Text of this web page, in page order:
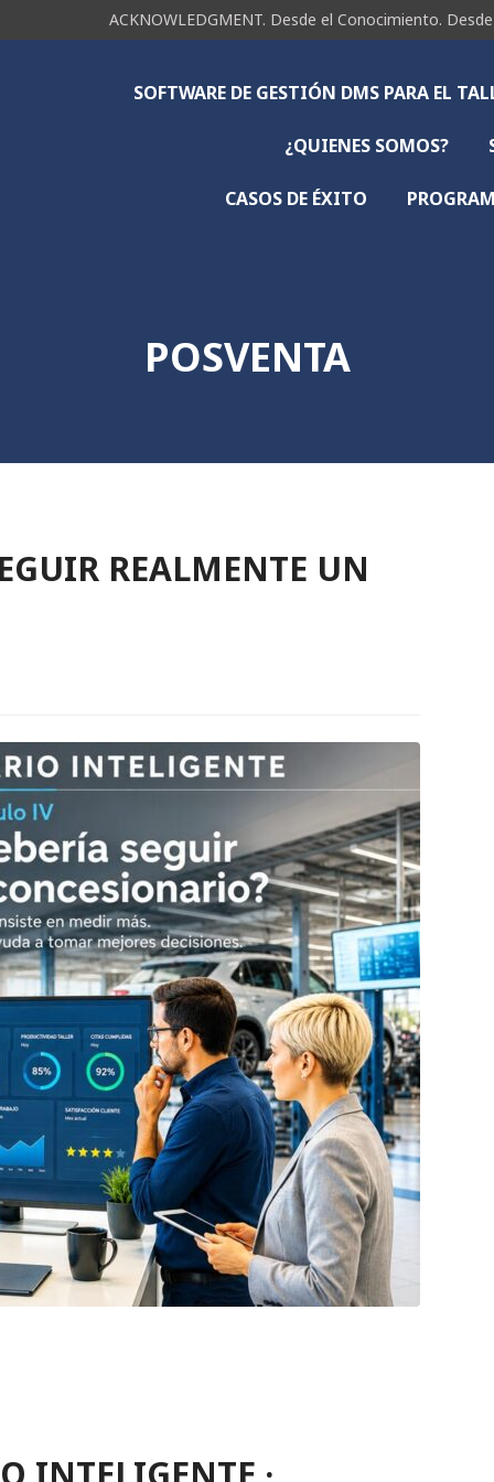
ACKNOWLEDGMENT. Desde el Conocimiento.
SOFTWARE DE GESTIÓN DMS PARA EL
¿QUIENES SOMOS?
CASOS DE ÉXITO
POSVENTA
REALMENTE UN